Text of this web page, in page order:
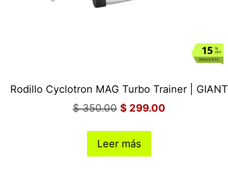
%
OFF
15
Ahorra $ 51
Rodillo Cyclotron MAG Turbo Trainer | GIANT
$350.00 $ 299.00
Leer más